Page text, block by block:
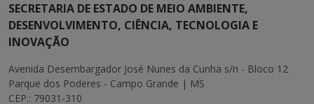
SECRETARIA DE ESTADO DE MEIO AMBIENTE,
DESENVOLVIMENTO, CIÊNCIA, TECNOLOGIA E
INOVAÇÃO
Avenida Desembargador José Nunes da Cunha s/n - Bloco 12
Parque dos Poderes - Campo Grande | MS
CEP.: 79031-310